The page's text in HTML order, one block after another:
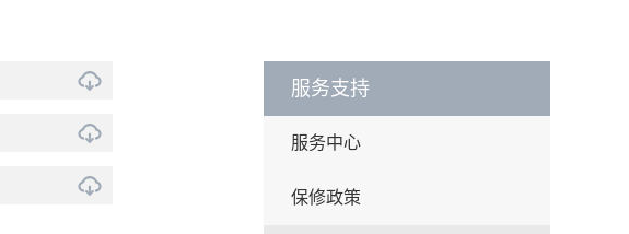
服务支持
服务中心
保修政策